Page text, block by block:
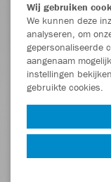
Wij gebruiken
We kunnen deze
analyseren, om
gepersonaliseerde
aangenaam
instellingen
gebruikte cookies.